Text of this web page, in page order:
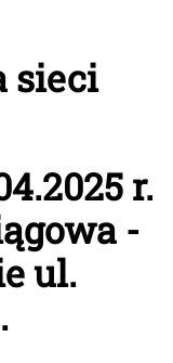
sieci
r.
-
ul.